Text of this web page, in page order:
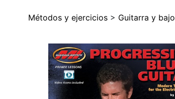
Métodos y ejercicios > Guitarra y bajo